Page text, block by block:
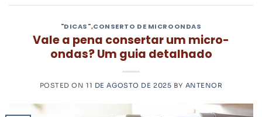
"DICAS",CONSERTO DE MICROONDAS
Vale a pena consertar um micro-
ondas? Um guia detalhado
POSTED ON11 DE AGOSTO DE 2025 BY ANTENOR